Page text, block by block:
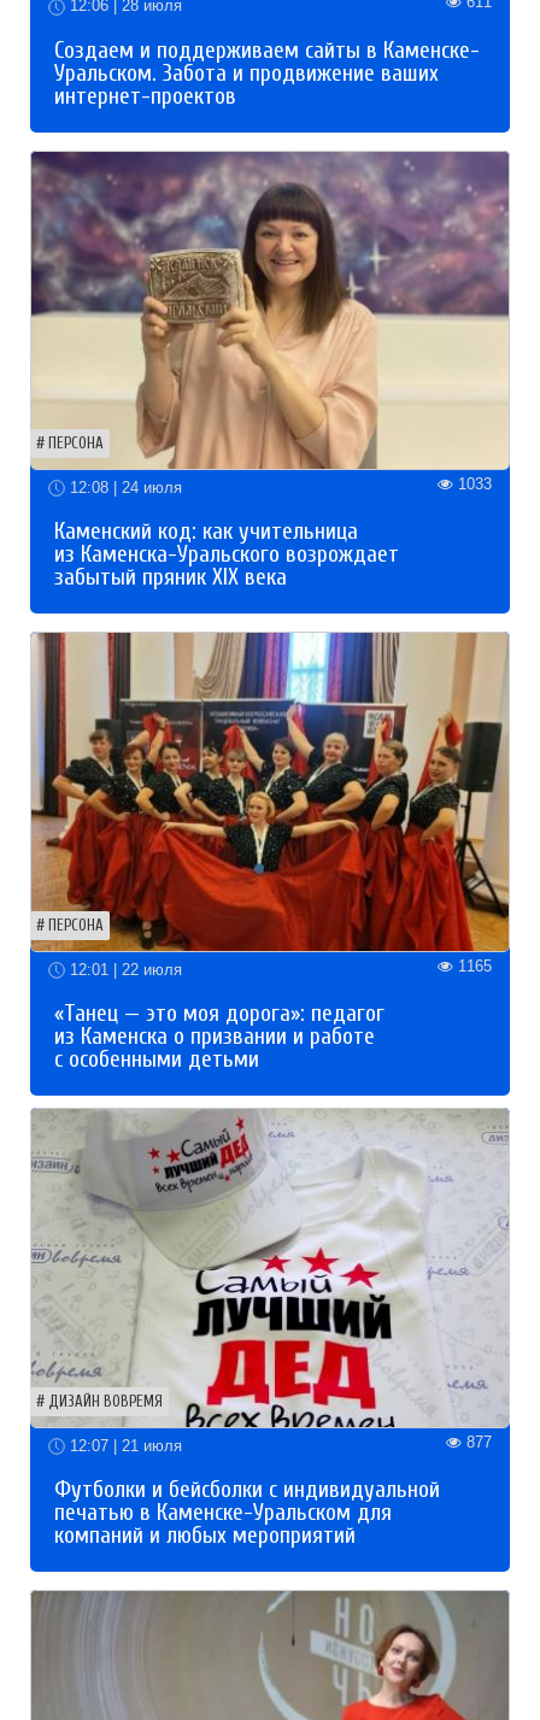
12:06 | 28 июля
Создаем и поддерживаем сайты в Каменске-
Уральском. Забота и продвижение ваших
интернет-проектов
ПЕРСОНА
12:08 | 24 июля 1033
Каменский код: как учительница
из Каменска-Уральского возрождает
забытый пряник XIX века
ПЕРСОНА
12:01 | 22 июля 1165
«Танец — это моя дорога»: педагог
из Каменска о призвании и работе
с особенными детьми
ДИЗАЙН ВОВРЕМЯ
12:07 | 21 июля 877
Футболки и бейсболки с индивидуальной
печатью в Каменске-Уральском для
компаний и любых мероприятий